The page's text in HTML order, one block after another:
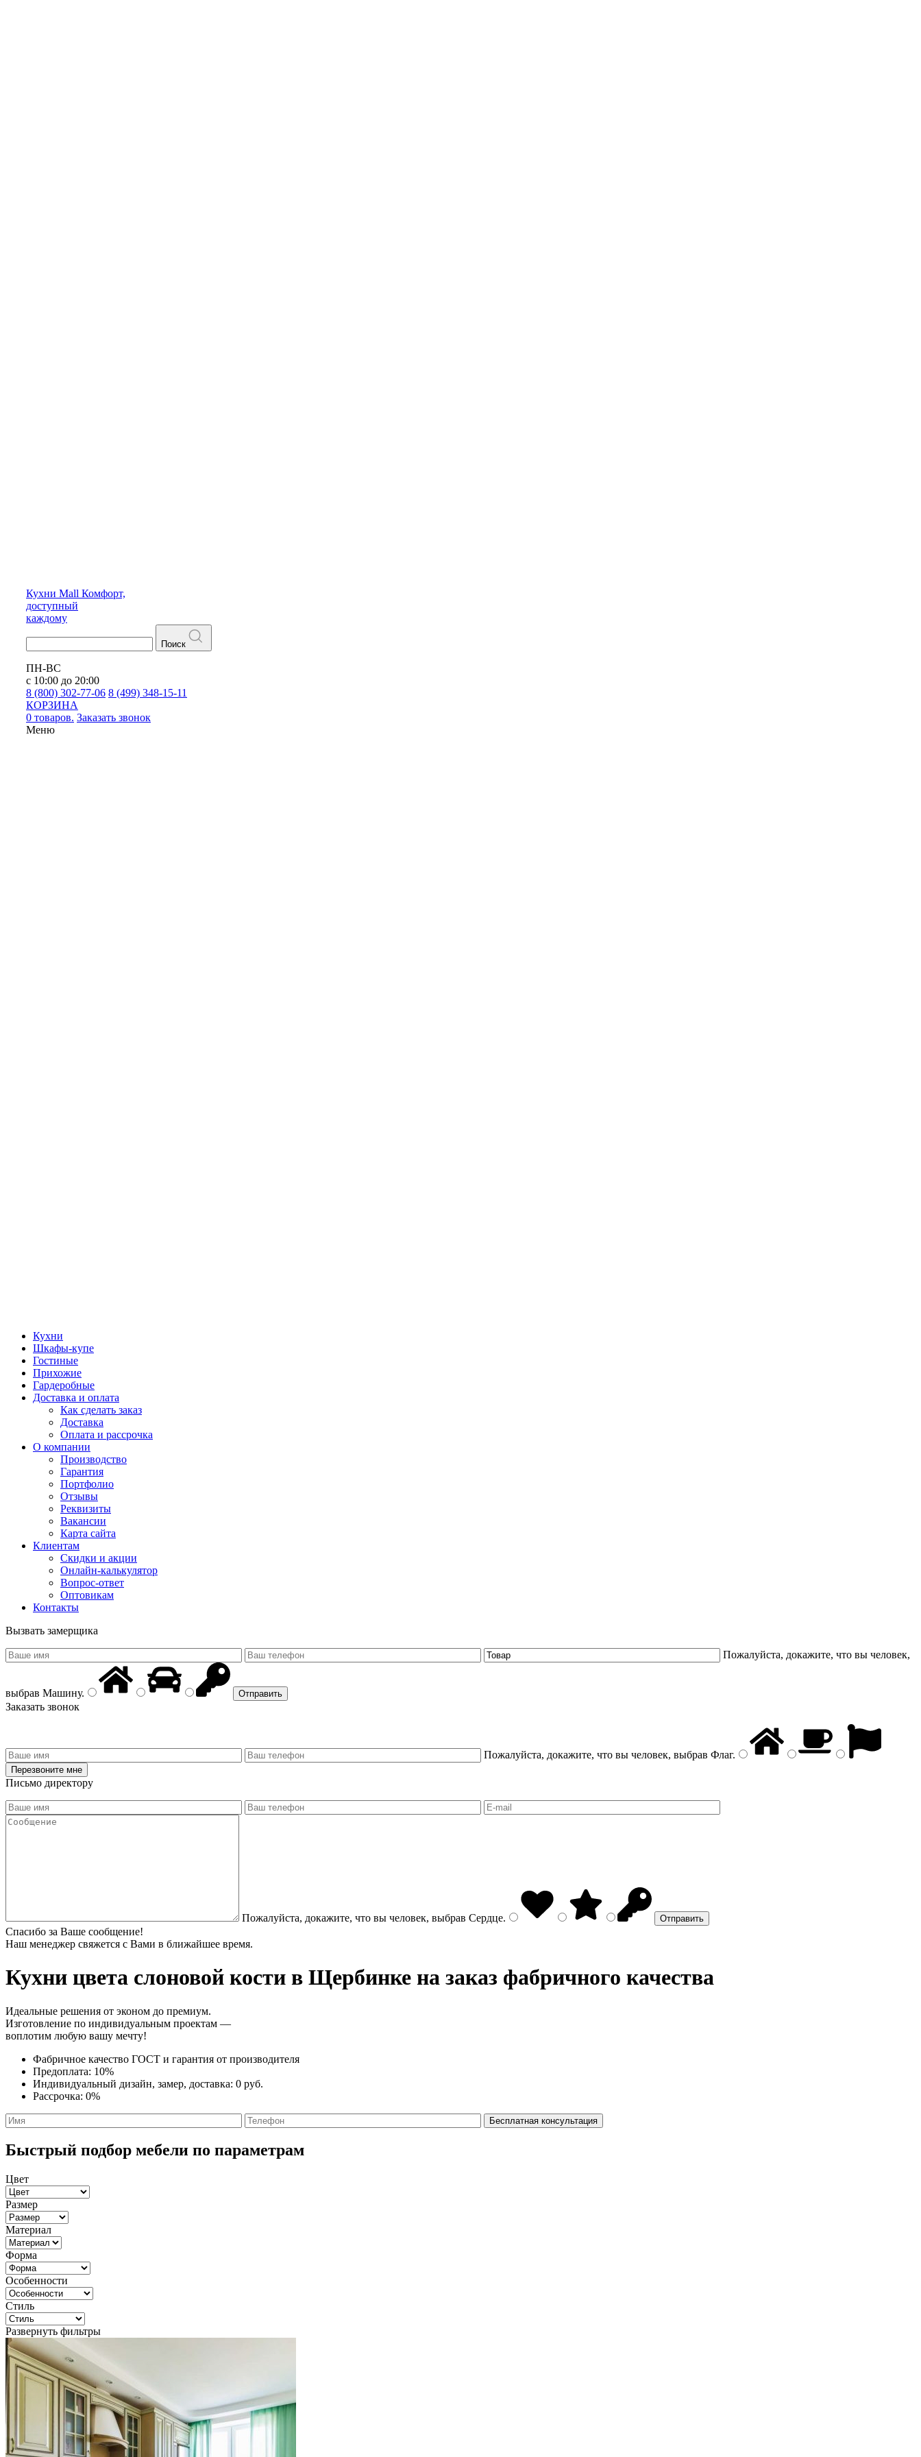
Кухни Mall Комфорт,
доступный
каждому
Поиск
ПН-ВС
с 10:00 до 20:00
8 (800) 302-77-06 8 (499) 348-15-11
КОРЗИНА
0 товаров. Заказать звонок
Меню
Кухни
Шкафы-купе
Гостиные
Прихожие
Гардеробные
Доставка и оплата
Как сделать заказ
Доставка
Оплата и рассрочка
О компании
Производство
Гарантия
Портфолио
Отзывы
Реквизиты
Вакансии
Карта сайта
Клиентам
Скидки и акции
Онлайн-калькулятор
Вопрос-ответ
Оптовикам
Контакты
Вызвать замерщика
Пожалуйста, докажите, что вы человек,
выбрав Машину.
Заказать звонок
Пожалуйста, докажите, что вы человек, выбрав Флаг.
Письмо директору
Пожалуйста, докажите, что вы человек, выбрав Сердце.
Спасибо за Ваше сообщение!
Наш менеджер свяжется с Вами в ближайшее время.
Кухни цвета слоновой кости в Щербинке на заказ фабричного качества
Идеальные решения от эконом до премиум.
Изготовление по индивидуальным проектам —
воплотим любую вашу мечту!
Фабричное качество ГОСТ и гарантия от производителя
Предоплата: 10%
Индивидуальный дизайн, замер, доставка: 0 руб.
Рассрочка: 0%
Быстрый подбор мебели по параметрам
Цвет
Размер
Материал
Форма
Особенности
Стиль
Развернуть фильтры